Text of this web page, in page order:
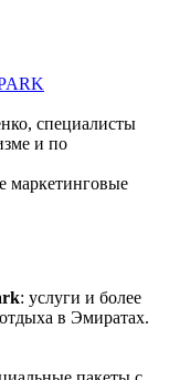
специалисты
и по
: услуги и более
в Эмиратах.